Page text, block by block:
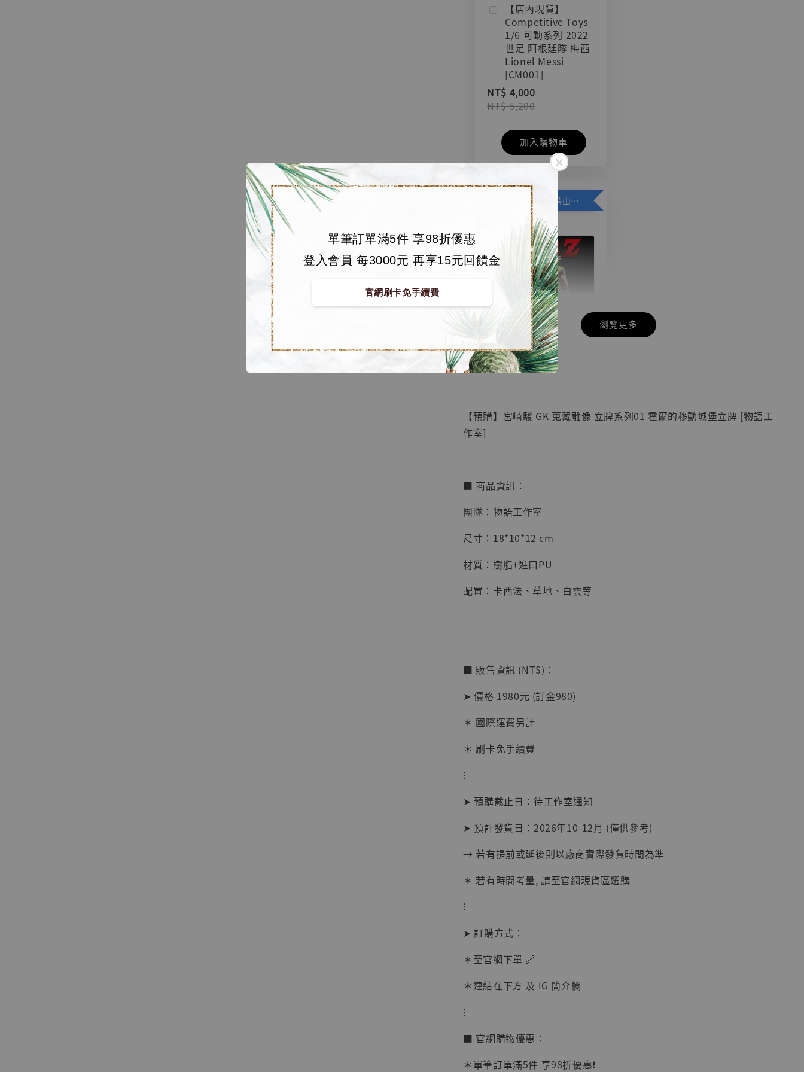
單筆訂單滿5件 享98折優惠
登入會員 每3000元 再享15元回饋金
官網刷卡免手續費
【店內現貨】
Competitive Toys
1/6 可動系列 2022
世足 阿根廷隊 梅西
Lionel Messi
[CM001]
NT$ 4,000
NT$ 5,200
加入購物車
加購優惠【悟空 鳥山明紀念款 [奇蹟工作室]】
【店內現貨】七龍珠
系列蒐藏雕像 悟空
NT$ 4,280
- +
【店內現貨】海賊王
系列蒐藏雕像 布魯
克達摩 [7STARS
Studio]
NT$ 1,500
加入購物車
加購優惠【讓子彈飛 鵝城縣長 張麻子 [BK01]】
BJSTUDIO 1/6系列
可動蒐藏人偶 讓子
彈飛 鵝城縣長 張麻
瀏覽更多
🏝【無人島玩具】
【預購】宮崎駿 GK 蒐藏雕像 立牌系列01 霍爾的移動城堡立牌 [物語工
作室]
■ 商品資訊：
團隊：物語工作室
尺寸：18*10*12 cm
材質：樹脂+進口PU
配置：卡西法、草地、白雲等
──────────────
■ 販售資訊 (NT$)：
➤ 價格 1980元 (訂金980)
＊ 國際運費另計
＊ 刷卡免手續費
⁝
➤ 預購截止日：待工作室通知
➤ 預計發貨日：2026年10-12月 (僅供參考)
→ 若有提前或延後則以廠商實際發貨時間為準
＊ 若有時間考量, 請至官網現貨區選購
⁝
➤ 訂購方式：
＊至官網下單 🔗
＊連結在下方 及 IG 簡介欄
⁝
■ 官網購物優惠：
＊單筆訂單滿5件 享98折優惠❗️